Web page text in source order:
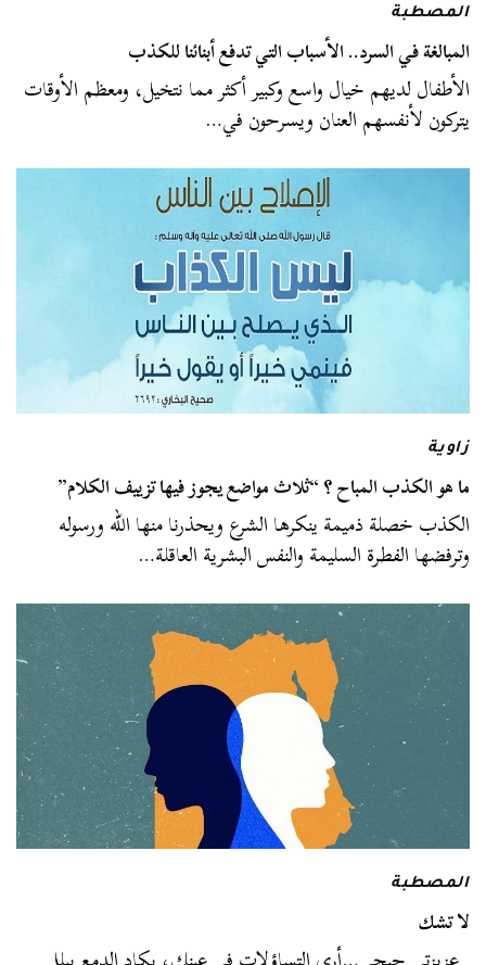
المصطبة
المبالغة في السرد.. الأسباب التي تدفع أبنائنا للكذب
الأطفال لديهم خيال واسع وكبير أكثر مما نتخيل، ومعظم الأوقات
يتركون لأنفسهم العنان ويسرحون في…
زاوية
ما هو الكذب المباح ؟ “ثلاث مواضع يجوز فيها تزييف الكلام”
الكذب خصلة ذميمة ينكرها الشرع ويحذرنا منها الله ورسوله
وترفضها الفطرة السليمة والنفس البشرية العاقلة…
المصطبة
لا تشك